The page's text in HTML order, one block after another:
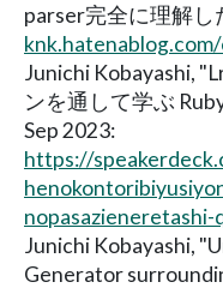
parser完全に理解し
Junichi Kobayashi,
ンを通して学ぶ
Sep 2023:
https://
nopasazieneretashi-
Junichi Kobayashi,
Generator